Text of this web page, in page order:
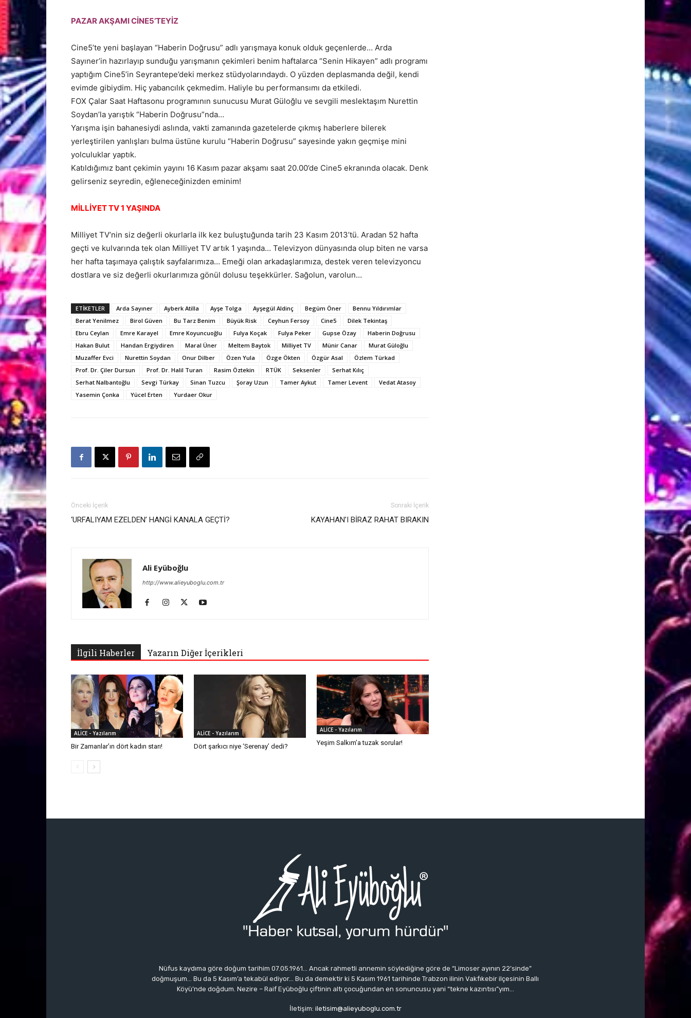
PAZAR AKŞAMI CİNE5’TEYİZ
Cine5’te yeni başlayan “Haberin Doğrusu” adlı yarışmaya konuk olduk geçenlerde… Arda
Sayıner’in hazırlayıp sunduğu yarışmanın çekimleri benim haftalarca “Senin Hikayen” adlı programı
yaptığım Cine5’in Seyrantepe’deki merkez stüdyolarındaydı. O yüzden deplasmanda değil, kendi
evimde gibiydim. Hiç yabancılık çekmedim. Haliyle bu performansımı da etkiledi.
FOX Çalar Saat Haftasonu programının sunucusu Murat Güloğlu ve sevgili meslektaşım Nurettin
Soydan’la yarıştık “Haberin Doğrusu”nda…
Yarışma işin bahanesiydi aslında, vakti zamanında gazetelerde çıkmış haberlere bilerek
yerleştirilen yanlışları bulma üstüne kurulu “Haberin Doğrusu” sayesinde yakın geçmişe mini
yolculuklar yaptık.
Katıldığımız bant çekimin yayını 16 Kasım pazar akşamı saat 20.00’de Cine5 ekranında olacak. Denk
gelirseniz seyredin, eğleneceğinizden eminim!
MİLLİYET TV 1 YAŞINDA
Milliyet TV’nin siz değerli okurlarla ilk kez buluştuğunda tarih 23 Kasım 2013’tü. Aradan 52 hafta
geçti ve kulvarında tek olan Milliyet TV artık 1 yaşında… Televizyon dünyasında olup biten ne varsa
her hafta taşımaya çalıştık sayfalarımıza… Emeği olan arkadaşlarımıza, destek veren televizyoncu
dostlara ve siz değerli okurlarımıza gönül dolusu teşekkürler. Sağolun, varolun…
ETİKETLER Arda Sayıner Ayberk Atilla Ayşe Tolga Ayşegül Aldinç Begüm Öner
Bennu Yıldırımlar
Berat Yenilmez
Birol Güven Bu Tarz Benim Büyük Risk Ceyhun Fersoy Cine5
Dilek Tekintaş
Ebru Ceylan
Emre Karayel Emre Koyuncuoğlu Fulya Koçak Fulya Peker Gupse Özay
Haberin Doğrusu
Hakan Bulut
Handan Ergiydiren Maral Üner Meltem Baytok Milliyet TV Münir Canar
Murat Güloğlu
Muzaffer Evci
Nurettin Soydan Onur Dilber Özen Yula Özge Ökten Özgür Asal
Özlem Türkad
Prof. Dr. Çiler Dursun
Prof. Dr. Halil Turan Rasim Öztekin RTÜK Seksenler
Serhat Kılıç
Serhat Nalbantoğlu
Sevgi Türkay Sinan Tuzcu Şoray Uzun Tamer Aykut Tamer Levent
Vedat Atasoy
Yasemin Çonka
Yücel Erten Yurdaer Okur
Önceki İçerik
‘URFALIYAM EZELDEN’ HANGİ KANALA GEÇTİ?
Sonraki İçerik
KAYAHAN’I BİRAZ RAHAT BIRAKIN
Ali Eyüboğlu
http://www.alieyuboglu.com.tr
İlgili Haberler Yazarın Diğer İçerikleri
ALİCE - Yazılarım
Bir Zamanlar’ın dört kadın starı!
ALİCE - Yazılarım
Dört şarkıcı niye ‘Serenay’ dedi?
ALİCE - Yazılarım
Yeşim Salkım’a tuzak sorular!
Nüfus kaydıma göre doğum tarihim 07.05.1961… Ancak rahmetli annemin söylediğine göre de “Limoser ayının 22’sinde”
doğmuşum… Bu da 5 Kasım’a tekabül ediyor… Bu da demektir ki 5 Kasım 1961 tarihinde Trabzon ilinin Vakfıkebir ilçesinin Ballı
Köyü’nde doğdum. Nezire – Raif Eyüboğlu çiftinin altı çocuğundan en sonuncusu yani “tekne kazıntısı”yım…
İletişim: iletisim@alieyuboglu.com.tr